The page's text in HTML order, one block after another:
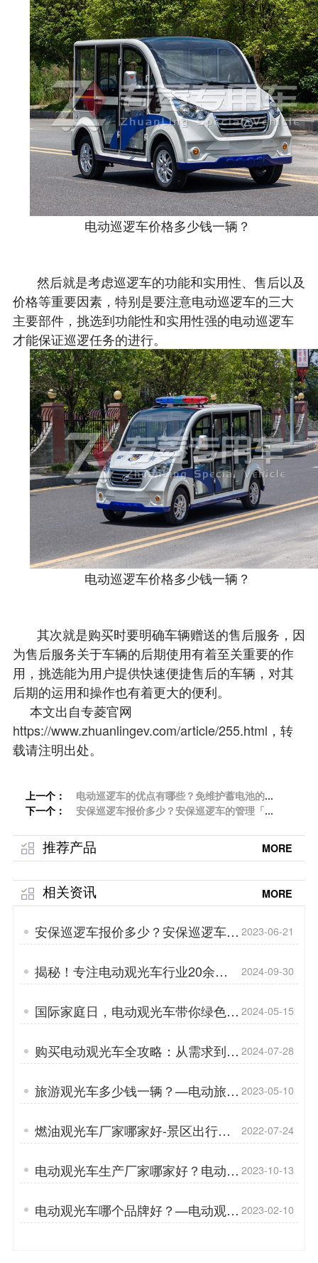
电动巡逻车价格多少钱一辆？
然后就是考虑巡逻车的功能和实用性、售后以及
价格等重要因素，特别是要注意电动巡逻车的三大
主要部件，挑选到功能性和实用性强的电动巡逻车
才能保证巡逻任务的进行。
电动巡逻车价格多少钱一辆？
其次就是购买时要明确车辆赠送的售后服务，因
为售后服务关于车辆的后期使用有着至关重要的作
用，挑选能为用户提供快速便捷售后的车辆，对其
后期的运用和操作也有着更大的便利。
本文出自专菱官网
https://www.zhuanlingev.com/article/255.html ，转
载请注明出处。
上一个：
电动巡逻车的优点有哪些？免维护蓄电池的优
点「专菱」
下一个：
安保巡逻车报价多少？安保巡逻车的管理「专
推荐产品 MORE
相关资讯 MORE
安保巡逻车报价多少？安保巡逻车的
管理「专菱」
2023-06-21
揭秘！专注电动观光车行业20余年
的企业「专菱」
2024-09-30
国际家庭日，电动观光车带你绿色出
游！「专菱」
2024-05-15
购买电动观光车全攻略：从需求到满
意的选择「专菱」
2024-07-28
旅游观光车多少钱一辆？—电动旅游
观光车开进美丽乡村「专菱」
2023-05-10
燃油观光车厂家哪家好-景区出行我
在行「专菱」
2022-07-24
电动观光车生产厂家哪家好？电动观
光车电机怎么保养？「专菱」
2023-10-13
电动观光车哪个品牌好？—电动观光
车有哪几种车型「专菱」
2023-02-10